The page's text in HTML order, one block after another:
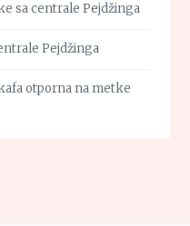
sa centrale Pejdžinga
Pejdžinga
otporna na metke